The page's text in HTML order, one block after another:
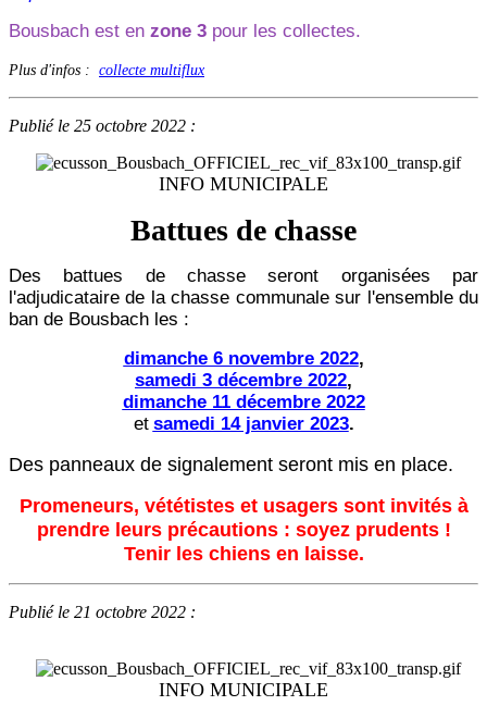
Bousbach est en zone 3 pour les collectes.
Plus d'infos : collecte multiflux
Publié le 25 octobre 2022 :
INFO MUNICIPALE
Battues de chasse
Des battues de chasse seront organisées par
l'adjudicataire de la chasse communale sur l'ensemble du
ban de Bousbach les :
dimanche 6 novembre 2022,
samedi 3 décembre 2022,
dimanche 11 décembre 2022
et samedi 14 janvier 2023.
Des panneaux de signalement seront mis en place.
Promeneurs, vététistes et usagers sont invités à
prendre leurs précautions : soyez prudents !
Tenir les chiens en laisse.
Publié le 21 octobre 2022 :
INFO MUNICIPALE